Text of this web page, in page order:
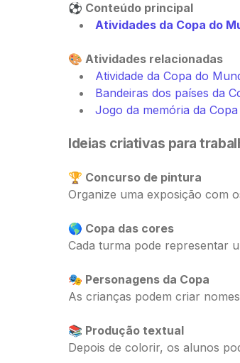
⚽ Conteúdo principal
Atividades da Copa do
🎨 Atividades relacionadas
Atividade da Copa do
Bandeiras dos países da
Jogo da memória da
Ideias criativas para
🏆 Concurso de pintura
Organize uma exposição com
🌎 Copa das cores
Cada turma pode representar
🎭 Personagens da Copa
As crianças podem criar
📚 Produção textual
Depois de colorir, os alunos